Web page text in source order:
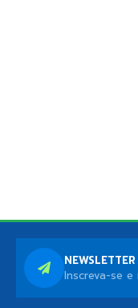
NEWSLETTER
Inscreva-se